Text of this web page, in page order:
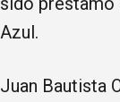
Azul.
Juan Bautista